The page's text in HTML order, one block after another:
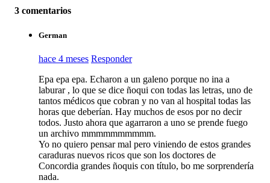
3 comentarios
German
hace 4 meses Responder
Epa epa epa. Echaron a un galeno porque no ina a
laburar , lo que se dice ñoqui con todas las letras, uno de
tantos médicos que cobran y no van al hospital todas las
horas que deberían. Hay muchos de esos por no decir
todos. Justo ahora que agarraron a uno se prende fuego
un archivo mmmmmmmmmm.
Yo no quiero pensar mal pero viniendo de estos grandes
caraduras nuevos ricos que son los doctores de
Concordia grandes ñoquis con título, bo me sorprendería
nada.